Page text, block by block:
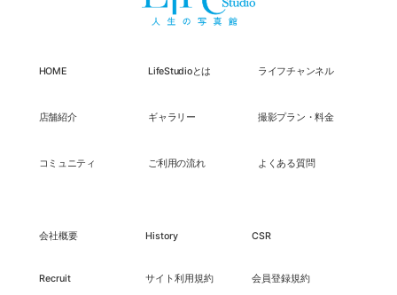
HOME LifeStudioとは ライフチャンネル
店舗紹介 ギャラリー 撮影プラン・料金
コミュニティ ご利用の流れ よくある質問
会社概要 History CSR
Recruit サイト利用規約 会員登録規約